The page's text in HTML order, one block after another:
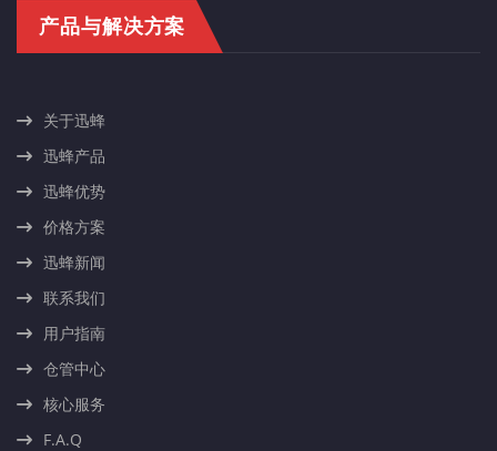
产品与解决方案
关于迅蜂
迅蜂产品
迅蜂优势
价格方案
迅蜂新闻
联系我们
用户指南
仓管中心
核心服务
F.A.Q